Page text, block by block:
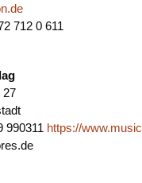
712 0 611
27
990311 https://